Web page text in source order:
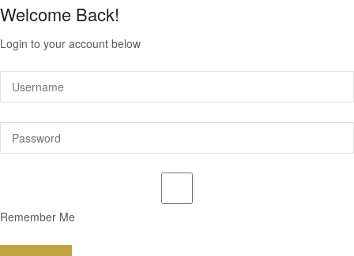
Welcome Back!
Login to your account below
Remember Me